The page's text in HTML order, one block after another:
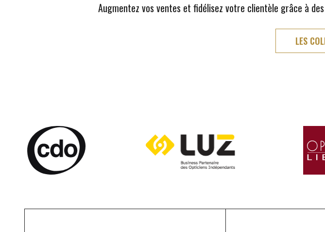
Augmentez vos ventes et fidélisez votre clientèle grâce à
LES